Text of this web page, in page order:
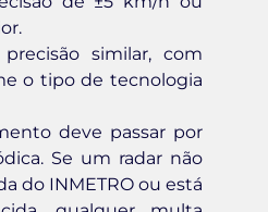
precisão similar, com
o tipo de tecnologia
deve passar por
Se um radar não
do INMETRO ou está